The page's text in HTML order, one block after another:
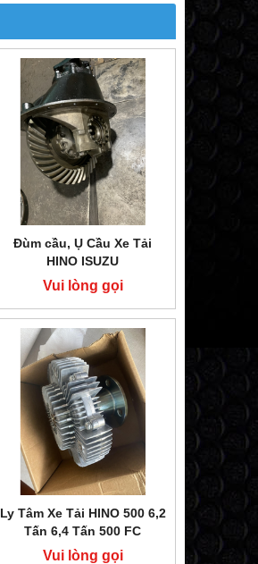
Đùm cầu, Ụ Cầu Xe Tải
HINO ISUZU
Vui lòng gọi
Ly Tâm Xe Tải HINO 500 6,2
Tấn 6,4 Tấn 500 FC
Vui lòng gọi